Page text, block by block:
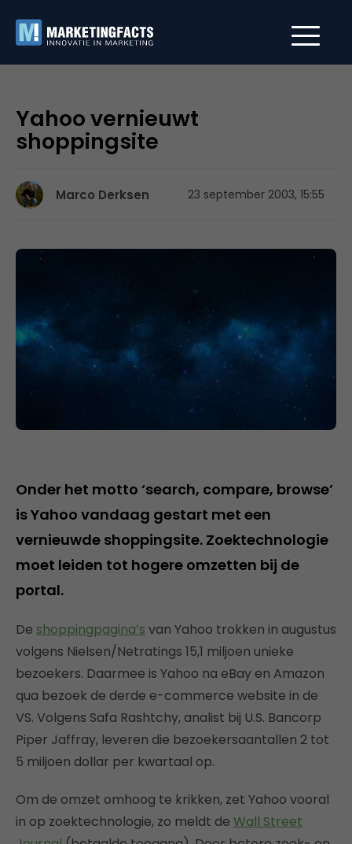
Yahoo vernieuwt
shoppingsite
Marco Derksen 23 september 2003, 15:55
Onder het motto ‘search, compare, browse’
is Yahoo vandaag gestart met een
vernieuwde shoppingsite. Zoektechnologie
moet leiden tot hogere omzetten bij de
portal.
De shoppingpagina’s van Yahoo trokken in augustus
volgens Nielsen/Netratings 15,1 miljoen unieke
bezoekers. Daarmee is Yahoo na eBay en Amazon
qua bezoek de derde e-commerce website in de
VS. Volgens Safa Rashtchy, analist bij U.S. Bancorp
Piper Jaffray, leveren die bezoekersaantallen 2 tot
5 miljoen dollar per kwartaal op.
Om de omzet omhoog te krikken, zet Yahoo vooral
in op zoektechnologie, zo meldt de Wall Street